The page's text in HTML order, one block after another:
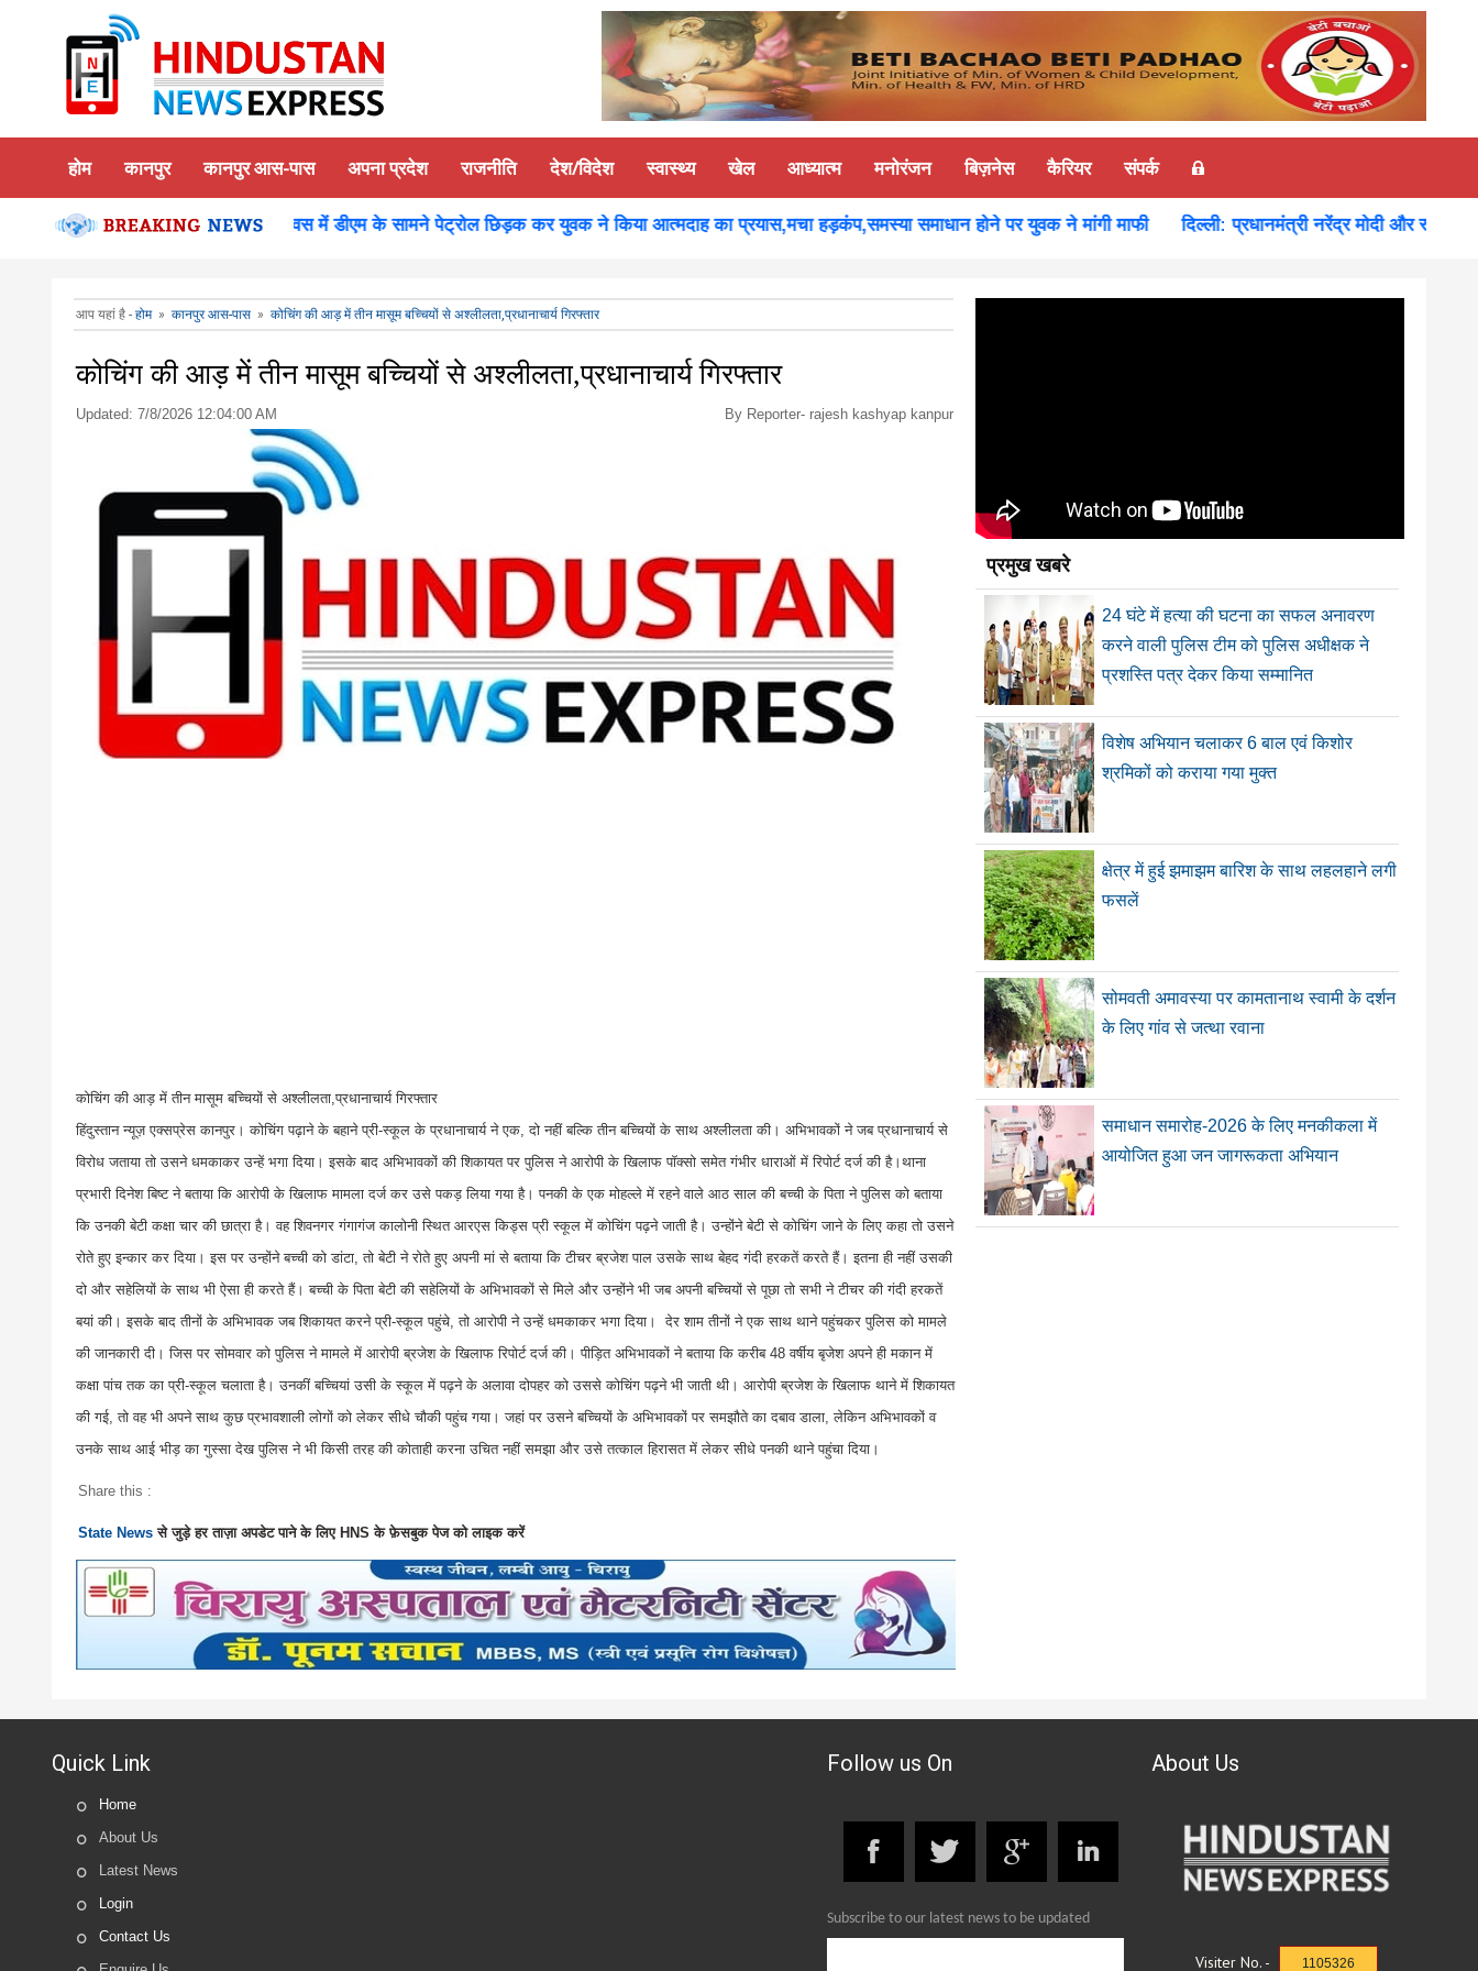
होम कानपुर कानपुर आस-पास अपना प्रदेश राजनीति देश/विदेश स्वास्थ्य खेल आध्यात्म मनोरंजन बिज़नेस कैरियर संपर्क
दर्शन पूजन कानपुर-समाधान दिवस में डीएम के सामने पेट्रोल छिड़क कर युवक ने किया आत्मदाह का प्रयास,मचा हड़कंप,समस्या समाधान होने पर युवक ने मांगी माफी दिल्ली: प्रधानमंत्री नरेंद्र मोदी और रूस के
आप यहां है - होम» कानपुर आस-पास » कोचिंग की आड़ में तीन मासूम बच्चियों से अश्लीलता,प्रधानाचार्य गिरफ्तार
कोचिंग की आड़ में तीन मासूम बच्चियों से अश्लीलता,प्रधानाचार्य गिरफ्तार
Updated: 7/8/2026 12:04:00 AM By Reporter- rajesh kashyap kanpur
कोचिंग की आड़ में तीन मासूम बच्चियों से अश्लीलता,प्रधानाचार्य गिरफ्तार
हिंदुस्तान न्यूज़ एक्सप्रेस कानपुर। कोचिंग पढ़ाने के बहाने प्री-स्कूल के प्रधानाचार्य ने एक, दो नहीं बल्कि तीन बच्चियों के साथ अश्लीलता की। अभिभावकों ने जब प्रधानाचार्य से
विरोध जताया तो उसने धमकाकर उन्हें भगा दिया। इसके बाद अभिभावकों की शिकायत पर पुलिस ने आरोपी के खिलाफ पॉक्सो समेत गंभीर धाराओं में रिपोर्ट दर्ज की है।थाना
प्रभारी दिनेश बिष्ट ने बताया कि आरोपी के खिलाफ मामला दर्ज कर उसे पकड़ लिया गया है। पनकी के एक मोहल्ले में रहने वाले आठ साल की बच्ची के पिता ने पुलिस को बताया
कि उनकी बेटी कक्षा चार की छात्रा है। वह शिवनगर गंगागंज कालोनी स्थित आरएस किड्स प्री स्कूल में कोचिंग पढ़ने जाती है। उन्होंने बेटी से कोचिंग जाने के लिए कहा तो उसने
रोते हुए इन्कार कर दिया। इस पर उन्होंने बच्ची को डांटा, तो बेटी ने रोते हुए अपनी मां से बताया कि टीचर ब्रजेश पाल उसके साथ बेहद गंदी हरकतें करते हैं। इतना ही नहीं उसकी
दो और सहेलियों के साथ भी ऐसा ही करते हैं। बच्ची के पिता बेटी की सहेलियों के अभिभावकों से मिले और उन्होंने भी जब अपनी बच्चियों से पूछा तो सभी ने टीचर की गंदी हरकतें
बयां की। इसके बाद तीनों के अभिभावक जब शिकायत करने प्री-स्कूल पहुंचे, तो आरोपी ने उन्हें धमकाकर भगा दिया। देर शाम तीनों ने एक साथ थाने पहुंचकर पुलिस को मामले
की जानकारी दी। जिस पर सोमवार को पुलिस ने मामले में आरोपी ब्रजेश के खिलाफ रिपोर्ट दर्ज की। पीड़ित अभिभावकों ने बताया कि करीब 48 वर्षीय बृजेश अपने ही मकान में
कक्षा पांच तक का प्री-स्कूल चलाता है। उनकीं बच्चियां उसी के स्कूल में पढ़ने के अलावा दोपहर को उससे कोचिंग पढ़ने भी जाती थी। आरोपी ब्रजेश के खिलाफ थाने में शिकायत
की गई, तो वह भी अपने साथ कुछ प्रभावशाली लोगों को लेकर सीधे चौकी पहुंच गया। जहां पर उसने बच्चियों के अभिभावकों पर समझौते का दबाव डाला, लेकिन अभिभावकों व
उनके साथ आई भीड़ का गुस्सा देख पुलिस ने भी किसी तरह की कोताही करना उचित नहीं समझा और उसे तत्काल हिरासत में लेकर सीधे पनकी थाने पहुंचा दिया।
Share this :
State News से जुड़े हर ताज़ा अपडेट पाने के लिए HNS के फ़ेसबुक पेज को लाइक करें
प्रमुख खबरे
24 घंटे में हत्या की घटना का सफल अनावरण
करने वाली पुलिस टीम को पुलिस अधीक्षक ने
प्रशस्ति पत्र देकर किया सम्मानित
विशेष अभियान चलाकर 6 बाल एवं किशोर
श्रमिकों को कराया गया मुक्त
क्षेत्र में हुई झमाझम बारिश के साथ लहलहाने लगी
फसलें
सोमवती अमावस्या पर कामतानाथ स्वामी के दर्शन
के लिए गांव से जत्था रवाना
समाधान समारोह-2026 के लिए मनकीकला में
आयोजित हुआ जन जागरूकता अभियान
Quick Link Follow us On About Us
Home
About Us
Latest News
Login
Contact Us
Subscribe to our latest news to be updated
Visiter No. - 1105326